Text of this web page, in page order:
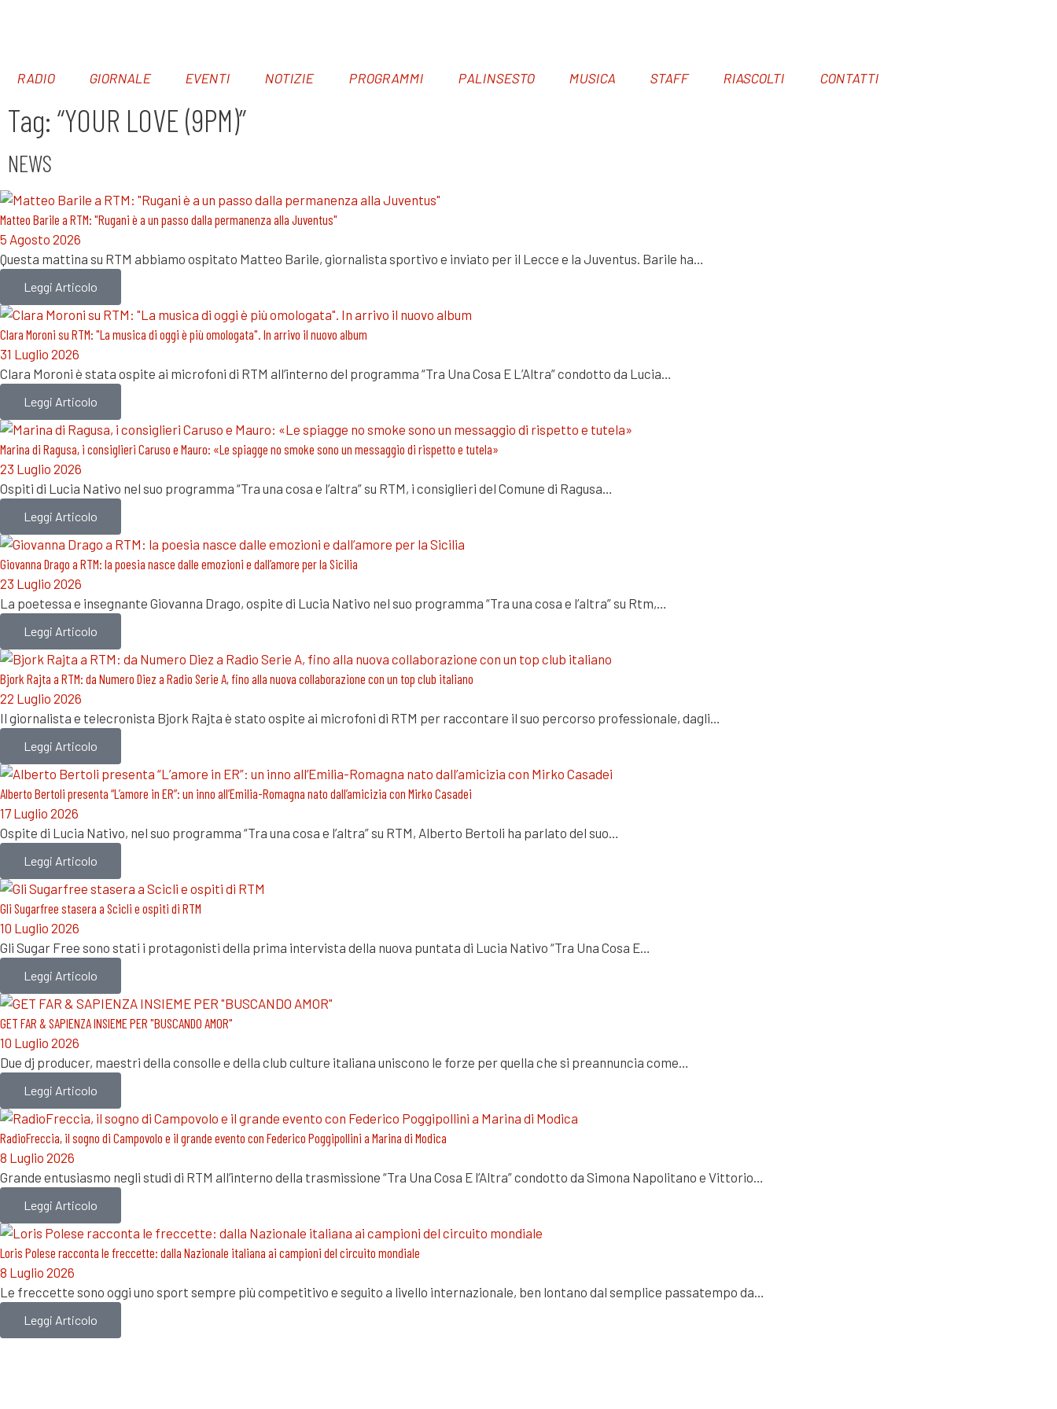
RADIO GIORNALE EVENTI NOTIZIE PROGRAMMI PALINSESTO MUSICA STAFF RIASCOLTI CONTATTI
Tag: “YOUR LOVE (9PM)”
NEWS
Matteo Barile a RTM: "Rugani è a un passo dalla permanenza alla Juventus"
5 Agosto 2026
Questa mattina su RTM abbiamo ospitato Matteo Barile, giornalista sportivo e inviato per il Lecce e la Juventus. Barile ha…
Leggi Articolo
Clara Moroni su RTM: "La musica di oggi è più omologata". In arrivo il nuovo album
31 Luglio 2026
Clara Moroni è stata ospite ai microfoni di RTM all’interno del programma “Tra Una Cosa E L’Altra” condotto da Lucia…
Leggi Articolo
Marina di Ragusa, i consiglieri Caruso e Mauro: «Le spiagge no smoke sono un messaggio di rispetto e tutela»
23 Luglio 2026
Ospiti di Lucia Nativo nel suo programma “Tra una cosa e l’altra” su RTM, i consiglieri del Comune di Ragusa…
Leggi Articolo
Giovanna Drago a RTM: la poesia nasce dalle emozioni e dall’amore per la Sicilia
23 Luglio 2026
La poetessa e insegnante Giovanna Drago, ospite di Lucia Nativo nel suo programma “Tra una cosa e l’altra” su Rtm,…
Leggi Articolo
Bjork Rajta a RTM: da Numero Diez a Radio Serie A, fino alla nuova collaborazione con un top club italiano
22 Luglio 2026
Il giornalista e telecronista Bjork Rajta è stato ospite ai microfoni di RTM per raccontare il suo percorso professionale, dagli…
Leggi Articolo
Alberto Bertoli presenta “L’amore in ER”: un inno all’Emilia-Romagna nato dall’amicizia con Mirko Casadei
17 Luglio 2026
Ospite di Lucia Nativo, nel suo programma “Tra una cosa e l’altra” su RTM, Alberto Bertoli ha parlato del suo…
Leggi Articolo
Gli Sugarfree stasera a Scicli e ospiti di RTM
10 Luglio 2026
Gli Sugar Free sono stati i protagonisti della prima intervista della nuova puntata di Lucia Nativo “Tra Una Cosa E…
Leggi Articolo
GET FAR & SAPIENZA INSIEME PER "BUSCANDO AMOR"
10 Luglio 2026
Due dj producer, maestri della consolle e della club culture italiana uniscono le forze per quella che si preannuncia come…
Leggi Articolo
RadioFreccia, il sogno di Campovolo e il grande evento con Federico Poggipollini a Marina di Modica
8 Luglio 2026
Grande entusiasmo negli studi di RTM all’interno della trasmissione “Tra Una Cosa E l’Altra” condotto da Simona Napolitano e Vittorio…
Leggi Articolo
Loris Polese racconta le freccette: dalla Nazionale italiana ai campioni del circuito mondiale
8 Luglio 2026
Le freccette sono oggi uno sport sempre più competitivo e seguito a livello internazionale, ben lontano dal semplice passatempo da…
Leggi Articolo